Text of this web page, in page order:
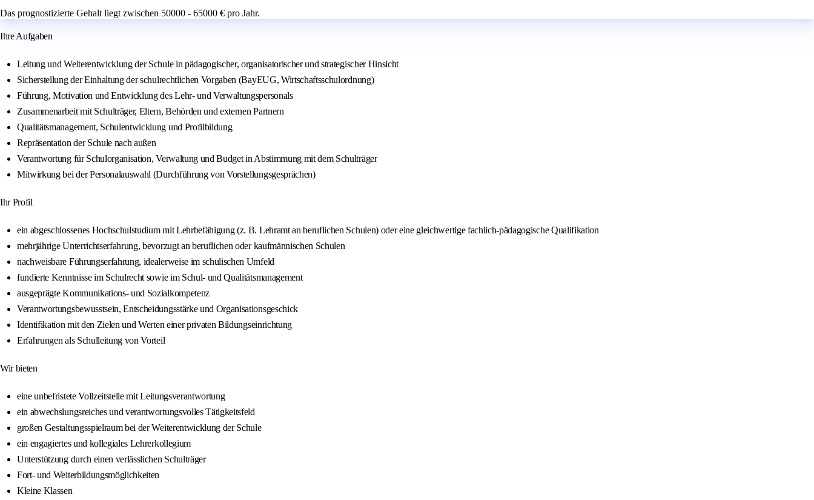
Das prognostizierte Gehalt liegt zwischen 50000 - 65000 € pro Jahr.
Ihre Aufgaben
Leitung und Weiterentwicklung der Schule in pädagogischer, organisatorischer und strategischer Hinsicht
Sicherstellung der Einhaltung der schulrechtlichen Vorgaben (BayEUG, Wirtschaftsschulordnung)
Führung, Motivation und Entwicklung des Lehr- und Verwaltungspersonals
Zusammenarbeit mit Schulträger, Eltern, Behörden und externen Partnern
Qualitätsmanagement, Schulentwicklung und Profilbildung
Repräsentation der Schule nach außen
Verantwortung für Schulorganisation, Verwaltung und Budget in Abstimmung mit dem Schulträger
Mitwirkung bei der Personalauswahl (Durchführung von Vorstellungsgesprächen)
Ihr Profil
ein abgeschlossenes Hochschulstudium mit Lehrbefähigung (z. B. Lehramt an beruflichen Schulen) oder eine gleichwertige fachlich-pädagogische Qualifikation
mehrjährige Unterrichtserfahrung, bevorzugt an beruflichen oder kaufmännischen Schulen
nachweisbare Führungserfahrung, idealerweise im schulischen Umfeld
fundierte Kenntnisse im Schulrecht sowie im Schul- und Qualitätsmanagement
ausgeprägte Kommunikations- und Sozialkompetenz
Verantwortungsbewusstsein, Entscheidungsstärke und Organisationsgeschick
Identifikation mit den Zielen und Werten einer privaten Bildungseinrichtung
Erfahrungen als Schulleitung von Vorteil
Wir bieten
eine unbefristete Vollzeitstelle mit Leitungsverantwortung
ein abwechslungsreiches und verantwortungsvolles Tätigkeitsfeld
großen Gestaltungsspielraum bei der Weiterentwicklung der Schule
ein engagiertes und kollegiales Lehrerkollegium
Unterstützung durch einen verlässlichen Schulträger
Fort- und Weiterbildungsmöglichkeiten
Kleine Klassen